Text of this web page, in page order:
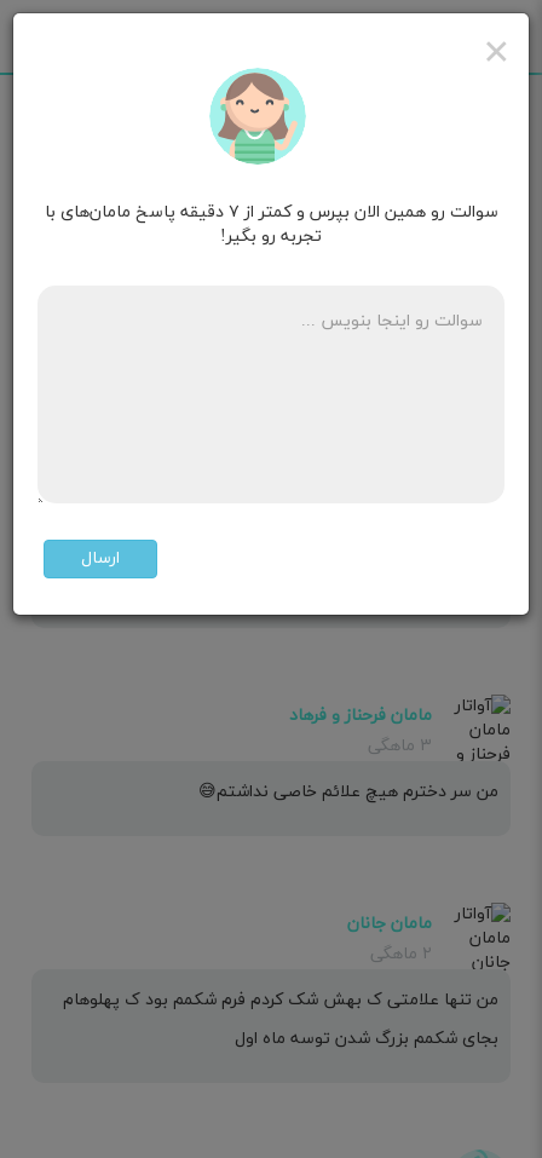
مامان پناه روزهای ابتدایی تولد
باردار است چیست؟
مامان فرحناز و فرهاد
۳ ماهگی
من سر دخترم هیچ علائم خاصی نداشتم😅
مامان جانان
۲ ماهگی
من تنها علامتی ک بهش شک کردم فرم شکمم بود ک پهلوهام
بجای شکمم بزرگ شدن توسه ماه اول
×
سوالت رو همین الان بپرس و کمتر از ۷ دقیقه پاسخ مامان‌های با
تجربه رو بگیر!
ارسال